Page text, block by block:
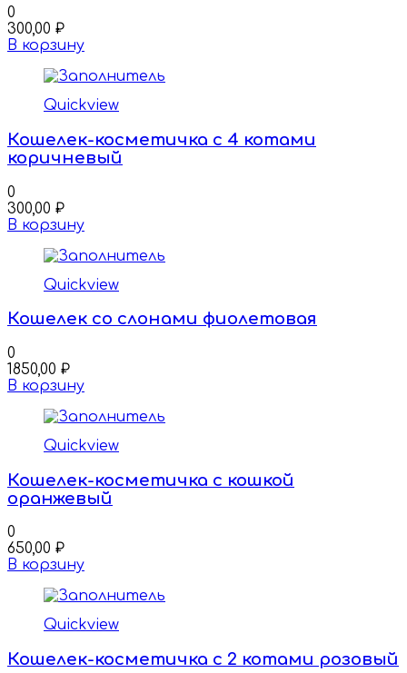
0
300,00 ₽
В корзину
Quickview
Кошелек-косметичка с 4 котами
коричневый
0
300,00 ₽
В корзину
Quickview
Кошелек со слонами фиолетовая
0
1850,00 ₽
В корзину
Quickview
Кошелек-косметичка с кошкой
оранжевый
0
650,00 ₽
В корзину
Quickview
Кошелек-косметичка с 2 котами розовый